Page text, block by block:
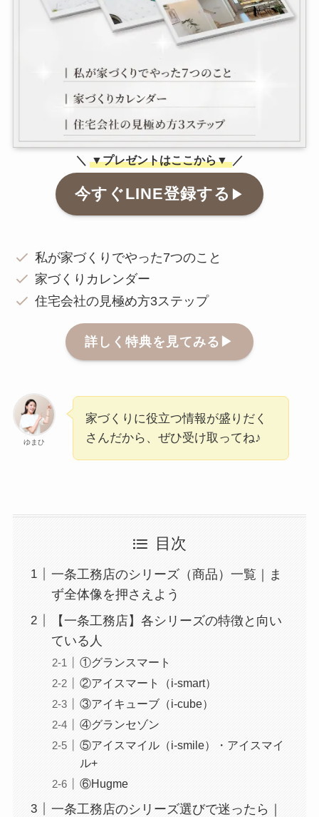
＼ ▼プレゼントはここから▼／
今すぐLINE登録する ▶︎
私が家づくりでやった7つのこと
家づくりカレンダー
住宅会社の見極め方3ステップ
詳しく特典を見てみる▶︎
ゆまひ
家づくりに役立つ情報が盛りだく
さんだから、ぜひ受け取ってね♪
目次
一条工務店のシリーズ（商品）一覧｜ま
ず全体像を押さえよう
【一条工務店】各シリーズの特徴と向い
ている人
①グランスマート
②アイスマート（i-smart）
③アイキューブ（i-cube）
④グランセゾン
⑤アイスマイル（i-smile）・アイスマイ
ル+
⑥Hugme
一条工務店のシリーズ選びで迷ったら｜